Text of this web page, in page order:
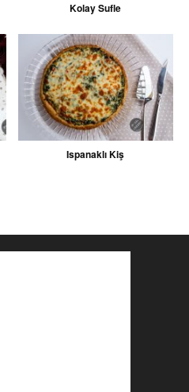
Kolay Sufle
Ispanaklı Kiş